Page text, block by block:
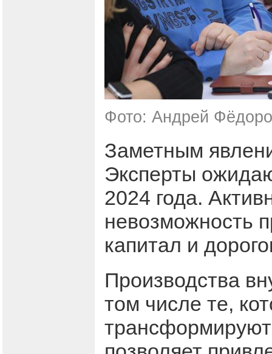
Фото: Андрей
Заметным
Эксперты
2024 года.
невозможность
капитал и
Производства
том числе те,